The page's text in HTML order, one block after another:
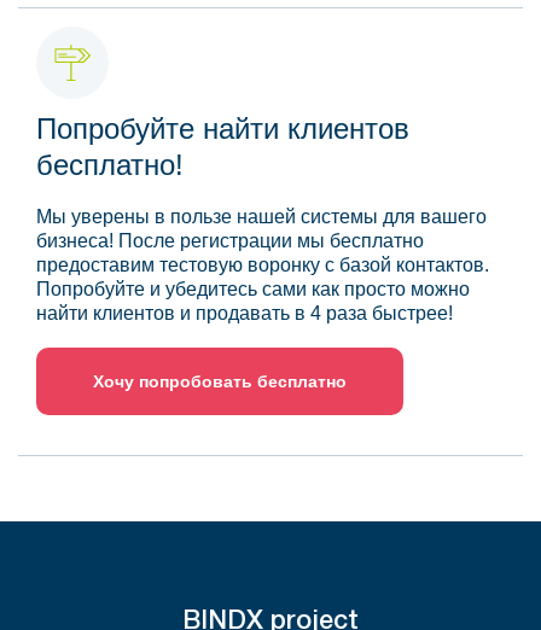
Попробуйте найти клиентов
бесплатно!
Мы уверены в пользе нашей системы для вашего
бизнеса! После регистрации мы бесплатно
предоставим тестовую воронку с базой контактов.
Попробуйте и убедитесь сами как просто можно
найти клиентов и продавать в 4 раза быстрее!
Хочу попробовать бесплатно
BINDX project